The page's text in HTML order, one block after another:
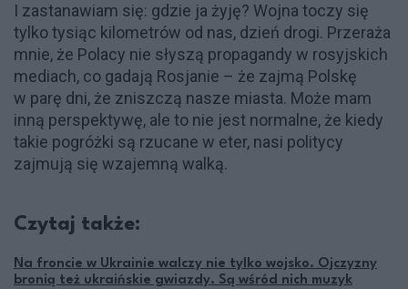
I zastanawiam się: gdzie ja żyję? Wojna toczy się
tylko tysiąc kilometrów od nas, dzień drogi. Przeraża
mnie, że Polacy nie słyszą propagandy w rosyjskich
mediach, co gadają Rosjanie – że zajmą Polskę
w parę dni, że zniszczą nasze miasta. Może mam
inną perspektywę, ale to nie jest normalne, że kiedy
takie pogróżki są rzucane w eter, nasi politycy
zajmują się wzajemną walką.
Czytaj także:
Na froncie w Ukrainie walczy nie tylko wojsko. Ojczyzny
bronią też ukraińskie gwiazdy. Są wśród nich muzyk